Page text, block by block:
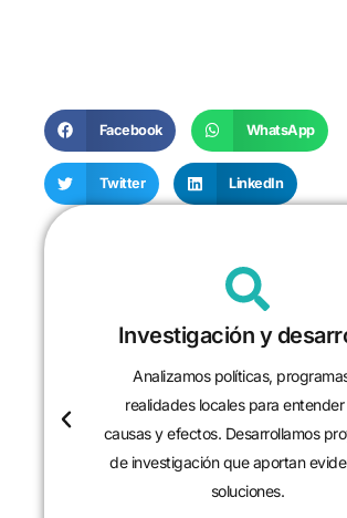
Facebook WhatsApp
Twitter LinkedIn
Investigación y
Analizamos políticas,
realidades locales para entender
causas y efectos. Desarrollamos
de investigación que aportan
soluciones.